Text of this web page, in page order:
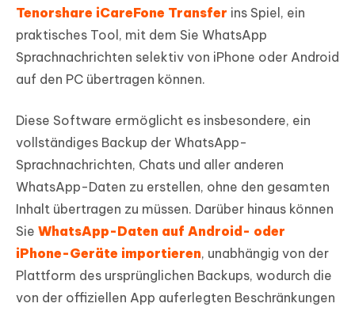
Tenorshare iCareFone Transfer ins Spiel, ein
praktisches Tool, mit dem Sie WhatsApp
Sprachnachrichten selektiv von iPhone oder Android
auf den PC übertragen können.
Diese Software ermöglicht es insbesondere, ein
vollständiges Backup der WhatsApp-
Sprachnachrichten, Chats und aller anderen
WhatsApp-Daten zu erstellen, ohne den gesamten
Inhalt übertragen zu müssen. Darüber hinaus können
Sie WhatsApp-Daten auf Android- oder
iPhone-Geräte importieren, unabhängig von der
Plattform des ursprünglichen Backups, wodurch die
von der offiziellen App auferlegten Beschränkungen